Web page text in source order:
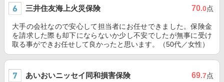
三井住友海上火災保険 70.0点
大手の会社なので安心して担当者にお任せできました。保険金
を請求した際も却下にならないか少し不安でしたが無事に受け
取る事ができお任せして良かったと思います。（50代／女性）
あいおいニッセイ同和損害保険 69.7点